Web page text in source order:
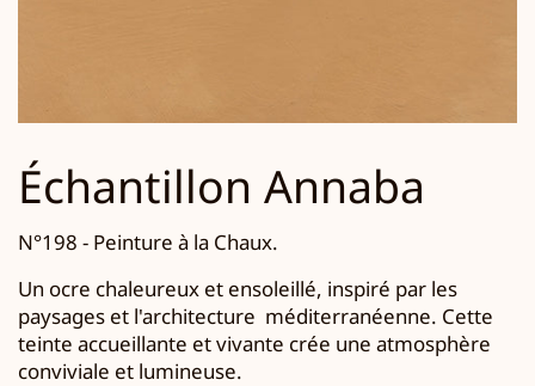
Échantillon Annaba
N°198 - Peinture à la Chaux.
Un ocre chaleureux et ensoleillé, inspiré par les
paysages et l'architecture méditerranéenne. Cette
teinte accueillante et vivante crée une atmosphère
conviviale et lumineuse.